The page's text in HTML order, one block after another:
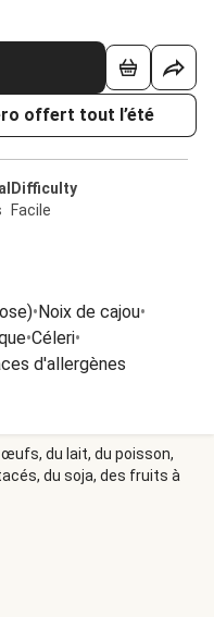
offert tout l’été
Difficulty
Facile
•Noix de cajou•
•Céleri•
d'allergènes
du lait, du poisson,
du soja, des fruits à